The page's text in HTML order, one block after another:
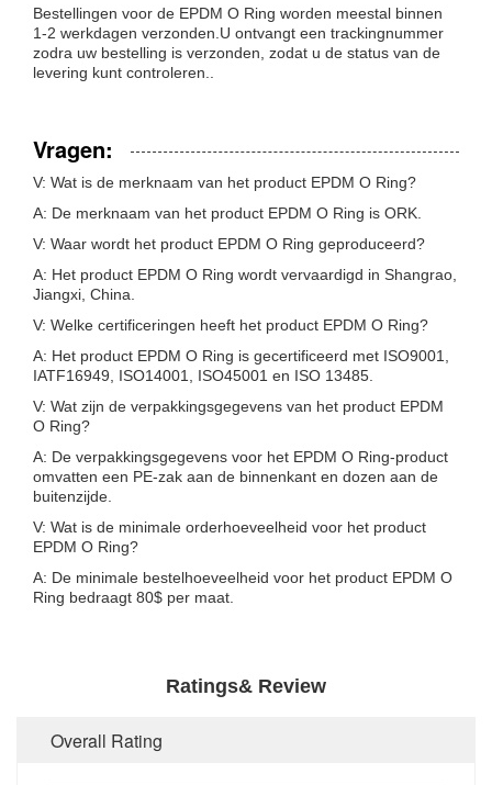
Bestellingen voor de EPDM O Ring worden meestal binnen
1-2 werkdagen verzonden.U ontvangt een trackingnummer
zodra uw bestelling is verzonden, zodat u de status van de
levering kunt controleren..
Vragen:
V: Wat is de merknaam van het product EPDM O Ring?
A: De merknaam van het product EPDM O Ring is ORK.
V: Waar wordt het product EPDM O Ring geproduceerd?
A: Het product EPDM O Ring wordt vervaardigd in Shangrao,
Jiangxi, China.
V: Welke certificeringen heeft het product EPDM O Ring?
A: Het product EPDM O Ring is gecertificeerd met ISO9001,
IATF16949, ISO14001, ISO45001 en ISO 13485.
V: Wat zijn de verpakkingsgegevens van het product EPDM
O Ring?
A: De verpakkingsgegevens voor het EPDM O Ring-product
omvatten een PE-zak aan de binnenkant en dozen aan de
buitenzijde.
V: Wat is de minimale orderhoeveelheid voor het product
EPDM O Ring?
A: De minimale bestelhoeveelheid voor het product EPDM O
Ring bedraagt 80$ per maat.
Ratings& Review
Overall Rating